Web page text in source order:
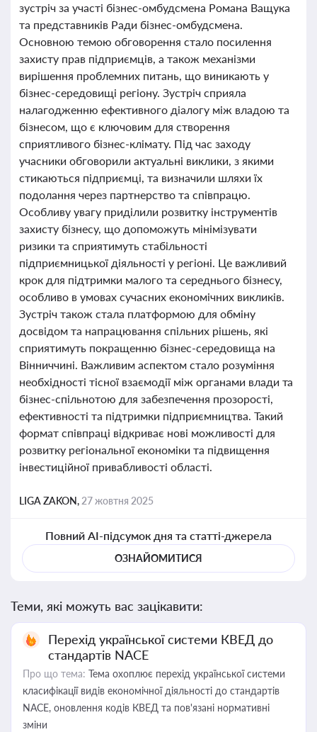
зустріч за участі бізнес-омбудсмена Романа Ващука
та представників Ради бізнес-омбудсмена.
Основною темою обговорення стало посилення
захисту прав підприємців, а також механізми
вирішення проблемних питань, що виникають у
бізнес-середовищі регіону. Зустріч сприяла
налагодженню ефективного діалогу між владою та
бізнесом, що є ключовим для створення
сприятливого бізнес-клімату. Під час заходу
учасники обговорили актуальні виклики, з якими
стикаються підприємці, та визначили шляхи їх
подолання через партнерство та співпрацю.
Особливу увагу приділили розвитку інструментів
захисту бізнесу, що допоможуть мінімізувати
ризики та сприятимуть стабільності
підприємницької діяльності у регіоні. Це важливий
крок для підтримки малого та середнього бізнесу,
особливо в умовах сучасних економічних викликів.
Зустріч також стала платформою для обміну
досвідом та напрацювання спільних рішень, які
сприятимуть покращенню бізнес-середовища на
Вінниччині. Важливим аспектом стало розуміння
необхідності тісної взаємодії між органами влади та
бізнес-спільнотою для забезпечення прозорості,
ефективності та підтримки підприємництва. Такий
формат співпраці відкриває нові можливості для
розвитку регіональної економіки та підвищення
інвестиційної привабливості області.
LIGA ZAKON, 27 жовтня 2025
Повний AI-підсумок дня та статті-джерела
ОЗНАЙОМИТИСЯ
Теми, які можуть вас зацікавити:
Перехід української системи КВЕД до
стандартів NACE
Про що тема: Тема охоплює перехід української системи
класифікації видів економічної діяльності до стандартів
NACE, оновлення кодів КВЕД та пов'язані нормативні
зміни